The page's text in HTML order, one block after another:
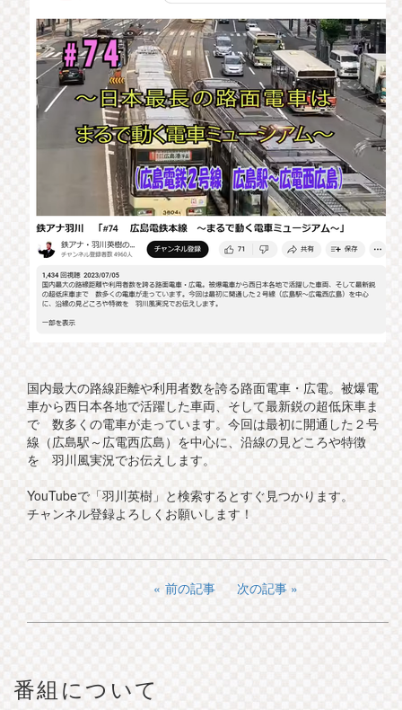
国内最大の路線距離や利用者数を誇る路面電車・広電。被爆電
車から西日本各地で活躍した車両、そして最新鋭の超低床車ま
で 数多くの電車が走っています。今回は最初に開通した２号
線（広島駅～広電西広島）を中心に、沿線の見どころや特徴
を 羽川風実況でお伝えします。
YouTubeで「羽川英樹」と検索するとすぐ見つかります。
チャンネル登録よろしくお願いします！
前の記事 次の記事
番組について